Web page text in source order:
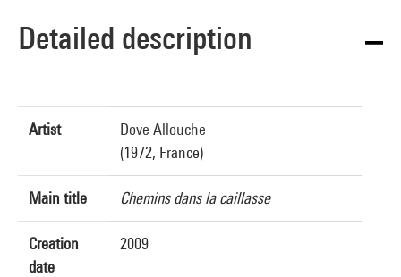
Detailed description
Artist
Dove Allouche
(1972, France)
Main title Chemins dans la caillasse
Creation
date
2009